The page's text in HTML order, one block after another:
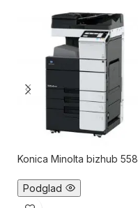
Konica Minolta bizhub 558
Podglad